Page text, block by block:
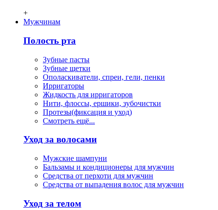
+
Мужчинам
Полость рта
Зубные пасты
Зубные щетки
Ополаскиватели, спреи, гели, пенки
Ирригаторы
Жидкость для ирригаторов
Нити, флосcы, ершики, зубочистки
Протезы(фиксация и уход)
Смотреть ещё...
Уход за волосами
Мужские шампуни
Бальзамы и кондиционеры для мужчин
Средства от перхоти для мужчин
Средства от выпадения волос для мужчин
Уход за телом